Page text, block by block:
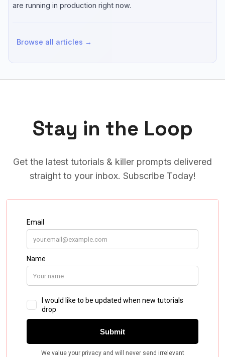
are running in production right now.
Browse all articles →
Stay in the Loop
Get the latest tutorials & killer prompts delivered
straight to your inbox. Subscribe Today!